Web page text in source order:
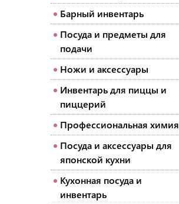
Барный инвентарь
Посуда и предметы для
подачи
Ножи и аксессуары
Инвентарь для пиццы и
пиццерий
Профессиональная химия
Посуда и аксессуары для
японской кухни
Кухонная посуда и
инвентарь